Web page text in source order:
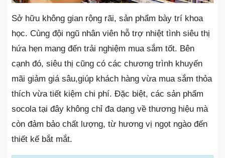
Sở hữu không gian rộng rãi, sản phẩm bày trí khoa
học. Cùng đội ngũ nhân viên hỗ trợ nhiệt tình siêu thị
hứa hẹn mang đến trải nghiệm mua sắm tốt. Bên
cạnh đó, siêu thị cũng có các chương trình khuyến
mãi giảm giá sâu,giúp khách hàng vừa mua sắm thỏa
thích vừa tiết kiệm chi phí. Đặc biệt, các sản phẩm
socola tại đây không chỉ đa dạng về thương hiệu mà
còn đảm bảo chất lượng, từ hương vị ngọt ngào đến
thiết kế bắt mắt.